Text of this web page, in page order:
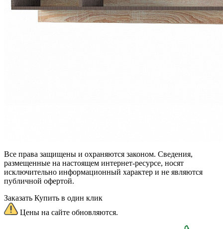
Все права защищены и охраняются законом. Сведения,
размещенные на настоящем интернет-ресурсе, носят
исключительно информационный характер и не являются
публичной офертой.
Заказать Купить в один клик
Цены на сайте обновляются.